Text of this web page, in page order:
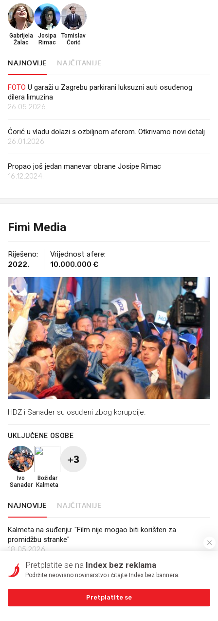
Gabrijela
Žalac
Josipa
Rimac
Tomislav
Ćorić
NAJNOVIJE NAJČITANIJE
FOTO U garaži u Zagrebu parkirani luksuzni auti osuđenog
dilera limuzina
26.05.2026.
Ćorić u vladu dolazi s ozbiljnom aferom. Otkrivamo novi detalj
26.01.2026.
Propao još jedan manevar obrane Josipe Rimac
16.12.2024.
Fimi Media
Riješeno:
2022.
Vrijednost afere:
10.000.000 €
HDZ i Sanader su osuđeni zbog korupcije.
UKLJUČENE OSOBE
Ivo
Sanader
Božidar
Kalmeta
+3
NAJNOVIJE NAJČITANIJE
Kalmeta na suđenju: "Film nije mogao biti korišten za
promidžbu stranke"
18.05.2026.
Kalmeta: Ova optužnica nema nikakve veze sa mnom
Kako je HDZ progutao hrvatski sport
Pretplatite se na Index bez reklama
Podržite neovisno novinarstvo i čitajte Index bez bannera.
Pretplatite se